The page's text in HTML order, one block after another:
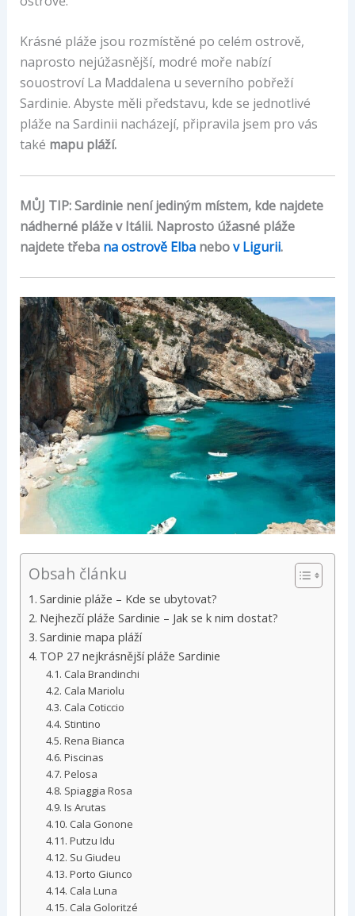
Krásné pláže jsou rozmístěné po celém ostrově,
naprosto nejúžasnější, modré moře nabízí
souostroví La Maddalena u severního pobřeží
Sardinie. Abyste měli představu, kde se jednotlivé
pláže na Sardinii nacházejí, připravila jsem pro vás
také mapu pláží.
MŮJ TIP: Sardinie není jediným místem, kde najdete
nádherné pláže v Itálii. Naprosto úžasné pláže
najdete třeba na ostrově Elbanebov Ligurii.
Obsah článku
Sardinie pláže – Kde se ubytovat?
Nejhezčí pláže Sardinie – Jak se k nim dostat?
Sardinie mapa pláží
TOP 27 nejkrásnější pláže Sardinie
Cala Brandinchi
Cala Mariolu
Cala Coticcio
Stintino
Rena Bianca
Piscinas
Pelosa
Spiaggia Rosa
Is Arutas
Cala Gonone
Putzu Idu
Su Giudeu
Porto Giunco
Cala Luna
Cala Goloritzé